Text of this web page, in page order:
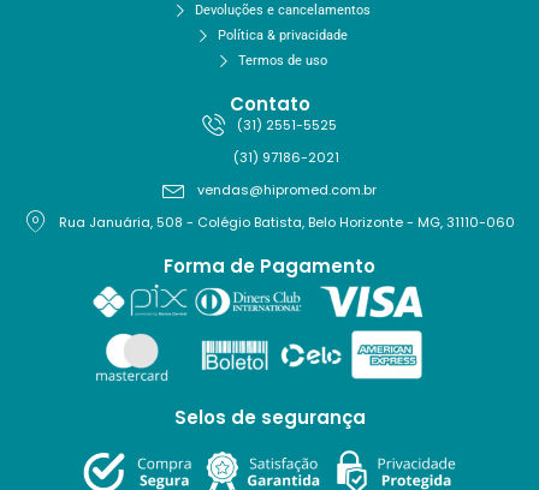
Devoluções e cancelamentos
Política & privacidade
Termos de uso
Contato
(31) 2551-5525
(31) 97186-2021
vendas@hipromed.com.br
Rua Januária, 508 - Colégio Batista, Belo Horizonte - MG, 31110-060
Forma de Pagamento
Selos de segurança